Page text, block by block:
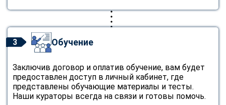
3 Обучение
Заключив договор и оплатив обучение, вам будет
предоставлен доступ в личный кабинет, где
представлены обучающие материалы и тесты.
Наши кураторы всегда на связи и готовы помочь.
ChatApp